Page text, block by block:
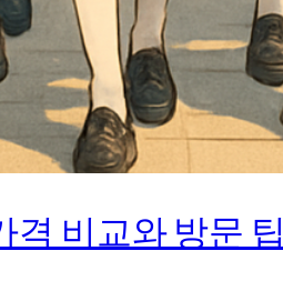
비교와 방문 팁